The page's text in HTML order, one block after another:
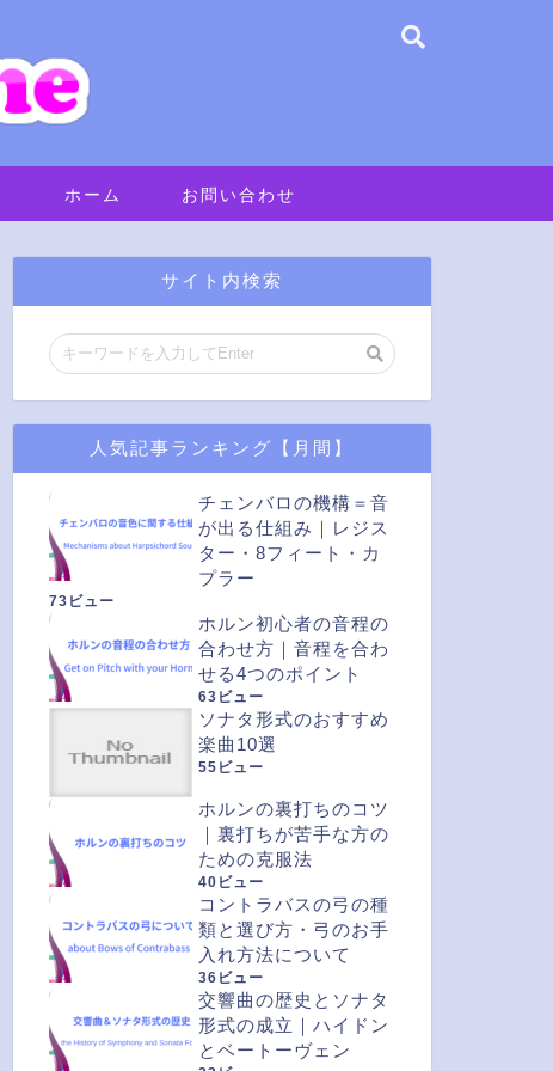
When
ホーム お問い合わせ
サイト内検索
人気記事ランキング【月間】
チェンバロの機構＝音
が出る仕組み｜レジス
ター・8フィート・カ
プラー
73ビュー
ホルン初心者の音程の
合わせ方｜音程を合わ
せる4つのポイント
63ビュー
ソナタ形式のおすすめ
楽曲10選
55ビュー
ホルンの裏打ちのコツ
｜裏打ちが苦手な方の
ための克服法
40ビュー
コントラバスの弓の種
類と選び方・弓のお手
入れ方法について
36ビュー
交響曲の歴史とソナタ
形式の成立｜ハイドン
とベートーヴェン